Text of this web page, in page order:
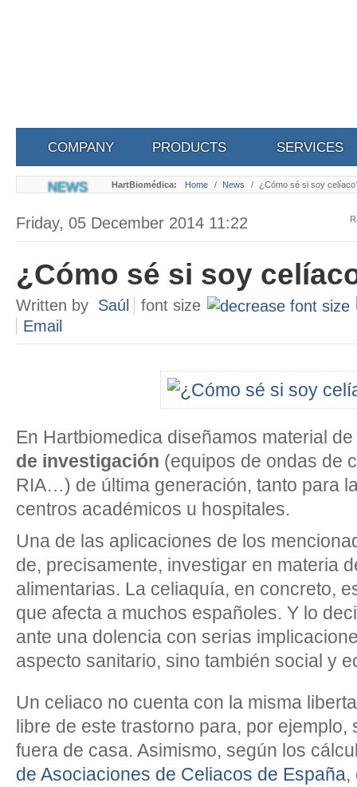
COMPANY PRODUCTS SERVICES
NEWS HartBiomédica: Home / News / ¿Cómo sé si soy
Friday, 05 December 2014 11:22
¿Cómo sé si soy
Written by Saúl
font size
Email
En Hartbiomedica diseñamos material
de investigación (equipos de ondas de
RIA…) de última generación, tanto para
centros académicos u hospitales.
Una de las aplicaciones de los
de, precisamente, investigar en materia
alimentarias. La celiaquía, en concreto,
que afecta a muchos españoles. Y lo
ante una dolencia con serias
aspecto sanitario, sino también social y
Un celiaco no cuenta con la misma
libre de este trastorno para, por ejemplo,
fuera de casa. Asimismo, según los
de Asociaciones de Celiacos de España,